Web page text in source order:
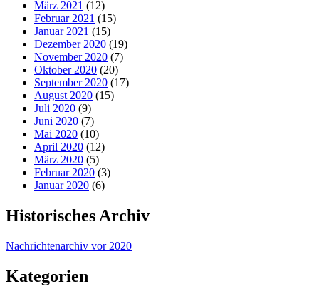
März 2021 (12)
Februar 2021 (15)
Januar 2021 (15)
Dezember 2020 (19)
November 2020 (7)
Oktober 2020 (20)
September 2020 (17)
August 2020 (15)
Juli 2020 (9)
Juni 2020 (7)
Mai 2020 (10)
April 2020 (12)
März 2020 (5)
Februar 2020 (3)
Januar 2020 (6)
Historisches Archiv
Nachrichtenarchiv vor 2020
Kategorien